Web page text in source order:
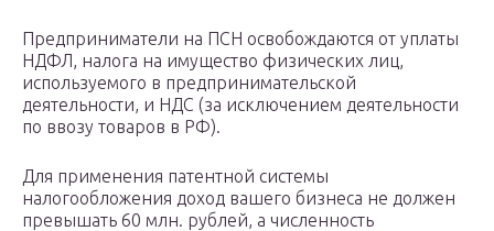
Предприниматели на ПСН освобождаются от уплаты
НДФЛ, налога на имущество физических лиц,
используемого в предпринимательской
деятельности, и НДС (за исключением деятельности
по ввозу товаров в РФ).
Для применения патентной системы
налогообложения доход вашего бизнеса не должен
превышать 60 млн. рублей, а численность